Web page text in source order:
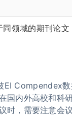
同领域的期刊论文
EI Compendex
国内外高校和科
时，需要注意会